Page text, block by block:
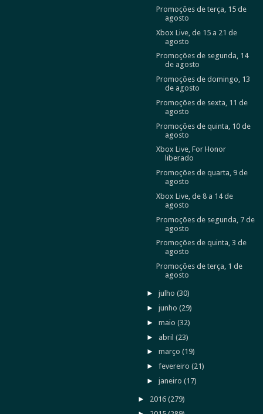
Promoções de terça, 15 de
agosto
Xbox Live, de 15 a 21 de
agosto
Promoções de segunda, 14
de agosto
Promoções de domingo, 13
de agosto
Promoções de sexta, 11 de
agosto
Promoções de quinta, 10 de
agosto
Xbox Live, For Honor
liberado
Promoções de quarta, 9 de
agosto
Xbox Live, de 8 a 14 de
agosto
Promoções de segunda, 7 de
agosto
Promoções de quinta, 3 de
agosto
Promoções de terça, 1 de
agosto
►julho(30)
►junho(29)
►maio(32)
► abril(23)
►março(19)
►fevereiro(21)
►janeiro(17)
► 2016 (279)